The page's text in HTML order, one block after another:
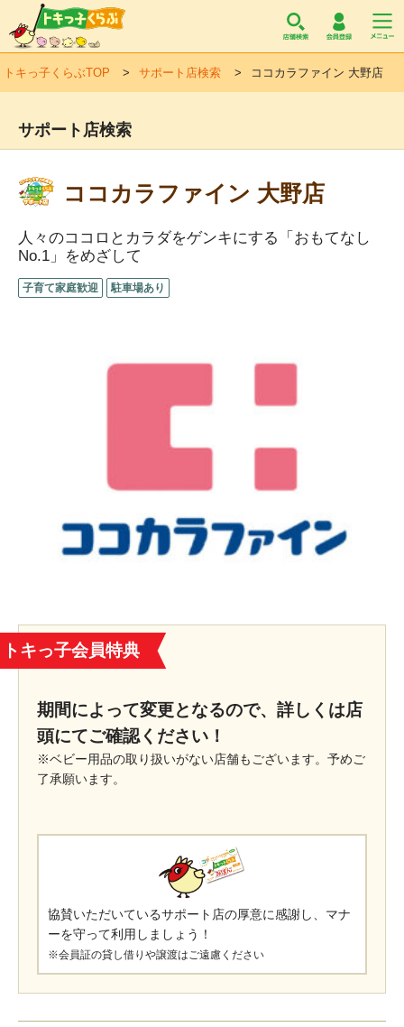
トキっ子くらぶTOP サポート店検索 ココカラファイン 大野店
サポート店検索
ココカラファイン 大野店
人々のココロとカラダをゲンキにする「おもてなし
No.1」をめざして
子育て家庭歓迎 駐車場あり
トキっ子会員特典
期間によって変更となるので、詳しくは店
頭にてご確認ください！
※ベビー用品の取り扱いがない店舗もございます。予めご
了承願います。
協賛いただいているサポート店の厚意に感謝し、マナ
ーを守って利用しましょう！
※会員証の貸し借りや譲渡はご遠慮ください